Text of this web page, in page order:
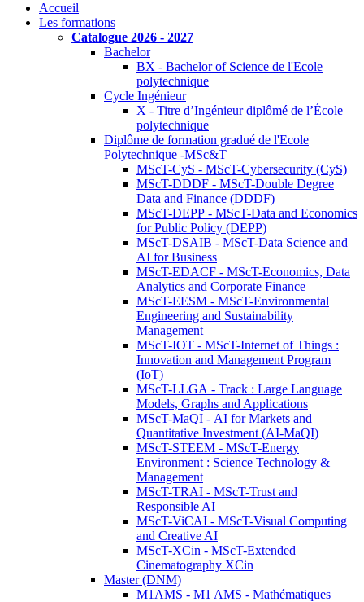
Accueil
Les formations
Catalogue 2026 - 2027
Bachelor
BX - Bachelor of Science de l'Ecole
polytechnique
Cycle Ingénieur
X - Titre d’Ingénieur diplômé de l’École
polytechnique
Diplôme de formation gradué de l'Ecole
Polytechnique -MSc&T
MScT-CyS - MScT-Cybersecurity (CyS)
MScT-DDDF - MScT-Double Degree
Data and Finance (DDDF)
MScT-DEPP - MScT-Data and Economics
for Public Policy (DEPP)
MScT-DSAIB - MScT-Data Science and
AI for Business
MScT-EDACF - MScT-Economics, Data
Analytics and Corporate Finance
MScT-EESM - MScT-Environmental
Engineering and Sustainability
Management
MScT-IOT - MScT-Internet of Things :
Innovation and Management Program
(IoT)
MScT-LLGA - Track : Large Language
Models, Graphs and Applications
MScT-MaQI - AI for Markets and
Quantitative Investment (AI-MaQI)
MScT-STEEM - MScT-Energy
Environment : Science Technology &
Management
MScT-TRAI - MScT-Trust and
Responsible AI
MScT-ViCAI - MScT-Visual Computing
and Creative AI
MScT-XCin - MScT-Extended
Cinematography XCin
Master (DNM)
M1AMS - M1 AMS - Mathématiques